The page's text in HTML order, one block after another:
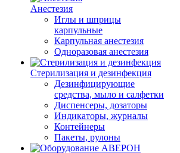
Анестезия
Иглы и шприцы
карпульные
Карпульная анестезия
Одноразовая анестезия
Стерилизация и дезинфекция
Дезинфицирующие
средства, мыло и салфетки
Диспенсеры, дозаторы
Индикаторы, журналы
Контейнеры
Пакеты, рулоны